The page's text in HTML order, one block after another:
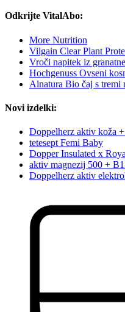
Odkrijte VitalAbo:
More Nutrition
Vilgain Clear Plant
Vroči napitek iz
Hochgenuss Ovseni
Alnatura Bio čaj s tremi
Novi izdelki:
Doppelherz aktiv koža
tetesept Femi Baby
Dopper Insulated x
aktiv magnezij 500 +
Doppelherz aktiv